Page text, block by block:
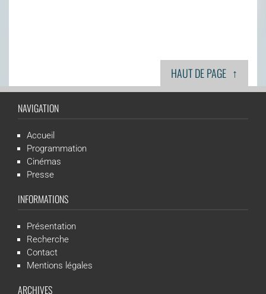
HAUT DE PAGE ↑
NAVIGATION
Accueil
Programmation
Cinémas
Presse
INFORMATIONS
Présentation
Recherche
Contact
Mentions légales
ARCHIVES